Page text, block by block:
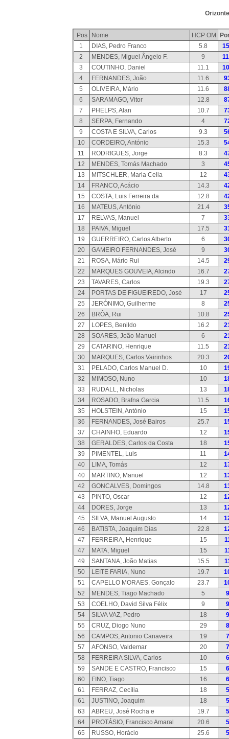
Pos Nome HCP OM
1
DIAS, Pedro Franco 5.8
2
MENDES, Miguel Ângelo F. 9
3
COUTINHO, Daniel 11.1
4
FERNANDES, João 11.6
5
OLIVEIRA, Mário 11.6
6
SARAMAGO, Vitor 12.8
7
PHELPS, Alan 10.7
8
SERPA, Fernando 4
9
COSTA E SILVA, Carlos 9.3
10
CORDEIRO, António 15.3
11
RODRIGUES, Jorge 8.3
12
MENDES, Tomás Machado 3
13
MITSCHLER, Maria Celia 12
14
FRANCO, Acácio 14.3
15
COSTA, Luis Ferreira da 12.8
16
MATEUS, António 21.4
17
RELVAS, Manuel 7
18
PAIVA, Miguel 17.5
19
GUERREIRO, Carlos Alberto 6
20
GAMEIRO FERNANDES, José 9
21
ROSA, Mário Rui 14.5
22
MARQUES GOUVEIA, Alcindo 16.7
23
TAVARES, Carlos 19.3
24
PORTAS DE FIGUEIREDO, José 17
25
JERÓNIMO, Guilherme 8
26
BRÔA, Rui 10.8
27
LOPES, Benildo 16.2
28
SOARES, João Manuel 6
29
CATARINO, Henrique 11.5
30
MARQUES, Carlos Vairinhos 20.3
31
PELADO, Carlos Manuel D. 10
32
MIMOSO, Nuno 10
33
RUDALL, Nicholas 13
34
ROSADO, Brafna Garcia 11.5
35
HOLSTEIN, António 15
36
FERNANDES, José Bairos 25.7
37
CHAINHO, Eduardo 12
38
GERALDES, Carlos da Costa 18
39
PIMENTEL, Luis 11
40
LIMA, Tomás 12
40
MARTINO, Manuel 12
42
GONCALVES, Domingos 14.8
43
PINTO, Oscar 12
44
DORES, Jorge 13
45
SILVA, Manuel Augusto 14
46
BATISTA, Joaquim Dias 22.8
47
FERREIRA, Henrique 15
47
MATA, Miguel 15
49
SANTANA, João Matias 15.5
50
LEITE FARIA, Nuno 19.7
51
CAPELLO MORAES, Gonçalo 23.7
52
MENDES, Tiago Machado 5
53
COELHO, David Silva Félix 9
54
SILVA VAZ, Pedro 18
55
CRUZ, Diogo Nuno 29
56
CAMPOS, Antonio Canaveira 19
57
AFONSO, Valdemar 20
58
FERREIRA SILVA, Carlos 10
59
SANDE E CASTRO, Francisco 15
60
FINO, Tiago 16
61
FERRAZ, Cecília 18
61
JUSTINO, Joaquim 18
63
ABREU, José Rocha e 19.7
64
PROTÁSIO, Francisco Amaral 20.6
65
RUSSO, Horácio 25.6